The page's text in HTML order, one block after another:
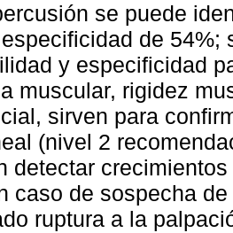
se puede
de 54%;
y especificidad
muscular, rigidez
sirven para
(nivel 2
detectar
caso de sospecha
ruptura a la